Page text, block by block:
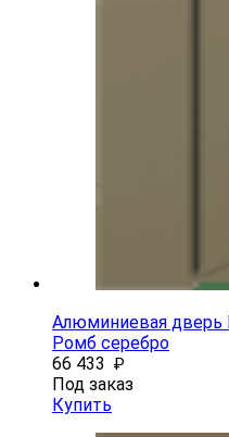
Алюминиевая дверь
Ромб серебро
66 433 ₽
Под заказ
Купить